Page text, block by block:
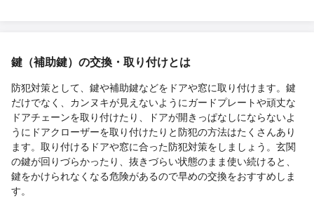
鍵（補助鍵）の交換・取り付けとは
防犯対策として、鍵や補助鍵などをドアや窓に取り付けます。鍵
だけでなく、カンヌキが見えないようにガードプレートや頑丈な
ドアチェーンを取り付けたり、ドアが開きっぱなしにならないよ
うにドアクローザーを取り付けたりと防犯の方法はたくさんあり
ます。取り付けるドアや窓に合った防犯対策をしましょう。玄関
の鍵が回りづらかったり、抜きづらい状態のまま使い続けると、
鍵をかけられなくなる危険があるので早めの交換をおすすめしま
す。